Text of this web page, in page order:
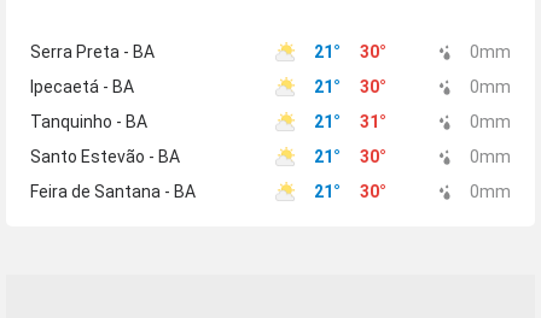
Serra Preta - BA 21° 30° 0mm
Ipecaetá - BA
21° 30° 0mm
Tanquinho - BA
21° 31 ° 0mm
Santo Estevão - BA
21° 30° 0mm
Feira de Santana - BA
21° 30° 0mm